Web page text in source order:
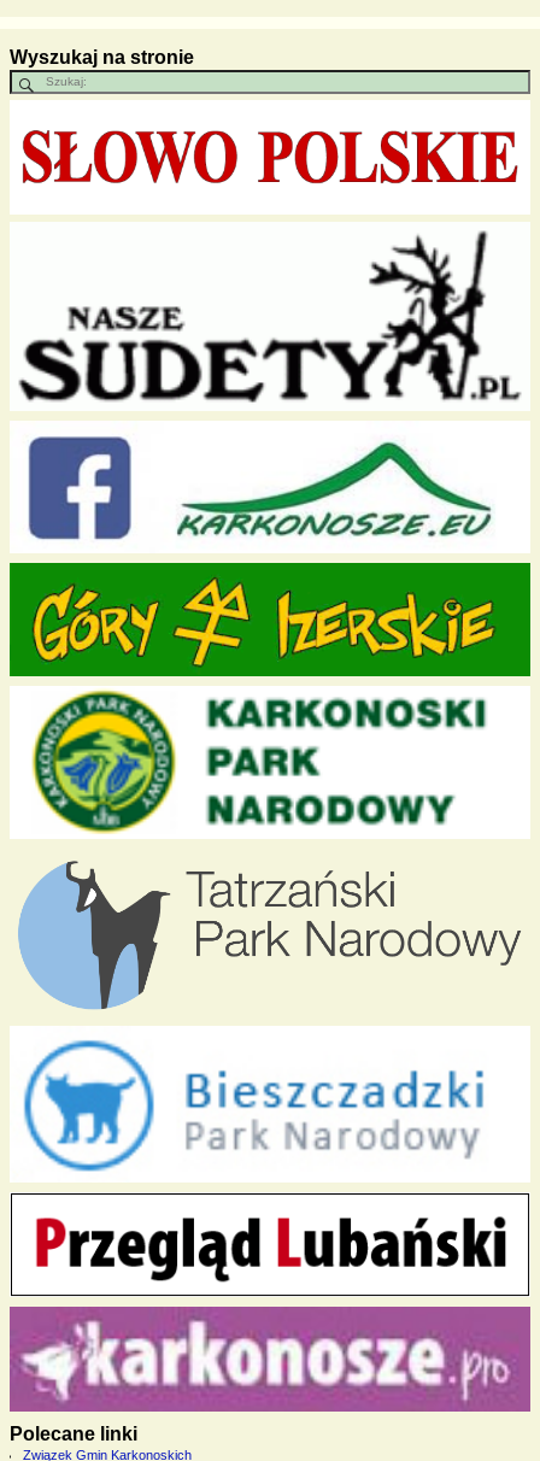
Wyszukaj na stronie
Polecane linki
Związek Gmin Karkonoskich